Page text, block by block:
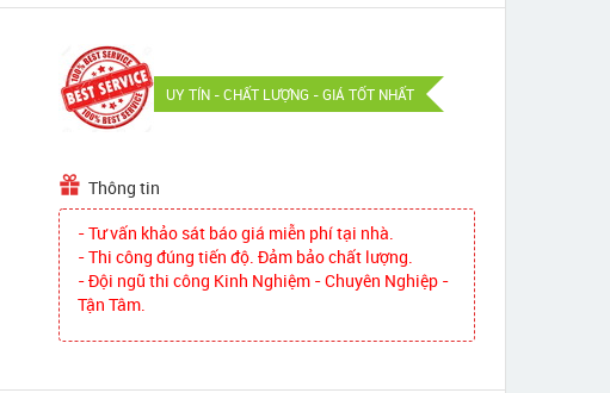
UY TÍN - CHẤT LƯỢNG - GIÁ TỐT NHẤT
Thông tin
- Tư vấn khảo sát báo giá miễn phí tại nhà.
- Thi công đúng tiến độ. Đảm bảo chất lượng.
- Đội ngũ thi công Kinh Nghiệm - Chuyên Nghiệp -
Tận Tâm.